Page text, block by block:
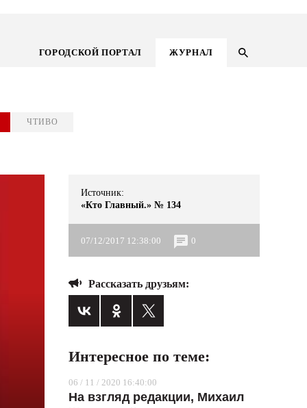
ГОРОДСКОЙ ПОРТАЛ ЖУРНАЛ
СТИЛЬ ЖИЗНИ
ЧТИВО
Источник:
«Кто Главный.» № 134
07/12/2017 12:38:00 0
Рассказать друзьям:
Интересное по теме:
06 / 11 / 2020 16:40:00
На взгляд редакции, Михаил